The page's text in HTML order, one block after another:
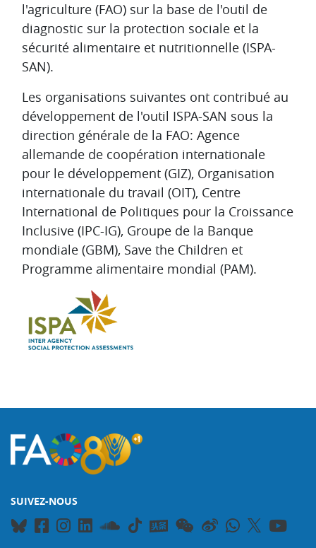
l'agriculture (FAO) sur la base de l'outil de
diagnostic sur la protection sociale et la
sécurité alimentaire et nutritionnelle (ISPA-
SAN).
Les organisations suivantes ont contribué au
développement de l'outil ISPA-SAN sous la
direction générale de la FAO: Agence
allemande de coopération internationale
pour le développement (GIZ), Organisation
internationale du travail (OIT), Centre
International de Politiques pour la Croissance
Inclusive (IPC-IG), Groupe de la Banque
mondiale (GBM), Save the Children et
Programme alimentaire mondial (PAM).
SUIVEZ-NOUS